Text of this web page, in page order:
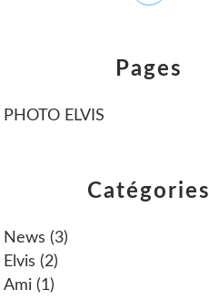
Catégories
News (3)
Elvis (2)
Ami (1)
Pages
PHOTO ELVIS